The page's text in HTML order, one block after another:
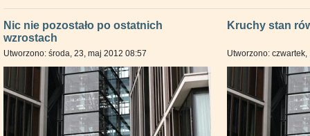
Nic nie pozostało po ostatnich
wzrostach
Utworzono: środa, 23, maj 2012 08:57
Kruchy stan
Utworzono: